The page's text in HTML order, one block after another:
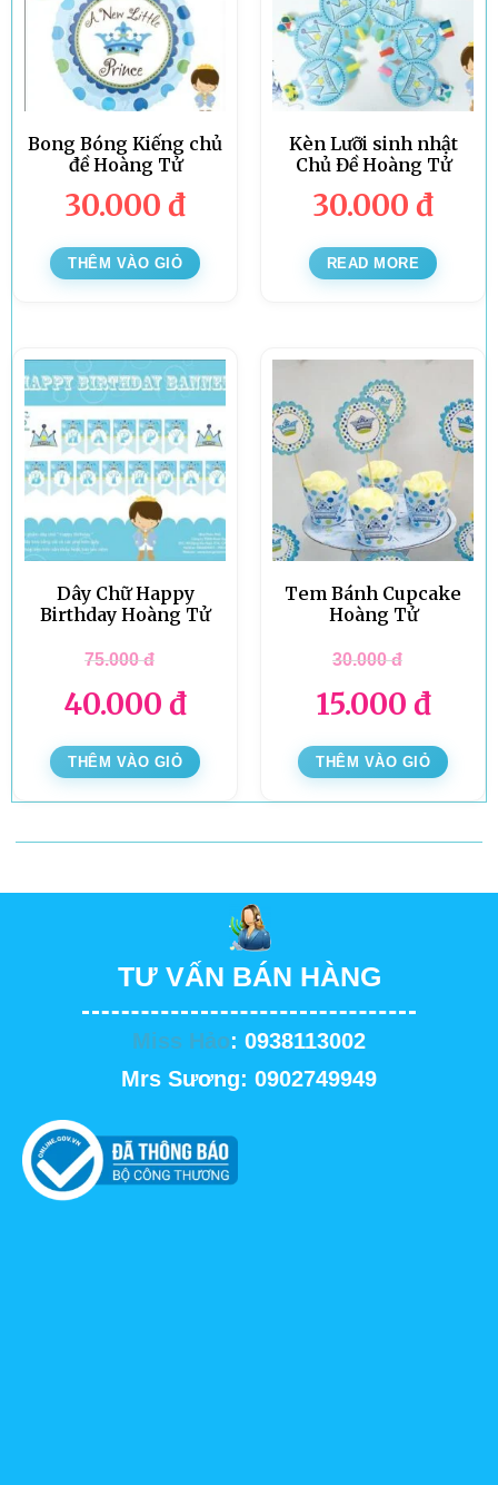
Bong Bóng Kiếng chủ
đề Hoàng Tử
30.000 đ
THÊM VÀO GIỎ
Kèn Lưỡi sinh nhật
Chủ Đề Hoàng Tử
30.000 đ
READ MORE
Dây Chữ Happy
Birthday Hoàng Tử
75.000đ
40.000 đ
THÊM VÀO GIỎ
Tem Bánh Cupcake
Hoàng Tử
30.000đ
15.000 đ
THÊM VÀO GIỎ
TƯ VẤN BÁN HÀNG
Miss Hảo: 0938113002
Mrs Sương: 0902749949